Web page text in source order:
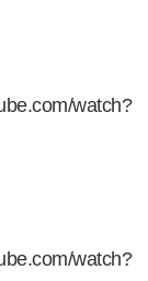
watch?
watch?